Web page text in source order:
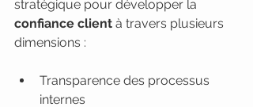
stratégique pour développer la
confiance client à travers plusieurs
dimensions :
Transparence des processus
internes